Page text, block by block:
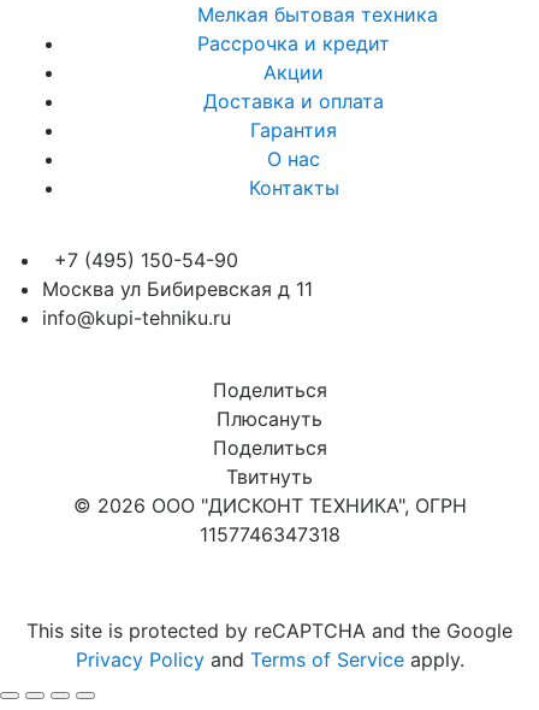
Мелкая бытовая техника
Рассрочка и кредит
Акции
Доставка и оплата
Гарантия
О нас
Контакты
+7 (495) 150-54-90
Москва ул Бибиревская д 11
info@kupi-tehniku.ru
Поделиться
Плюсануть
Поделиться
Твитнуть
© 2026 ООО "ДИСКОНТ ТЕХНИКА", ОГРН
1157746347318
This site is protected by reCAPTCHA and the Google
Privacy Policyand Terms of Serviceapply.